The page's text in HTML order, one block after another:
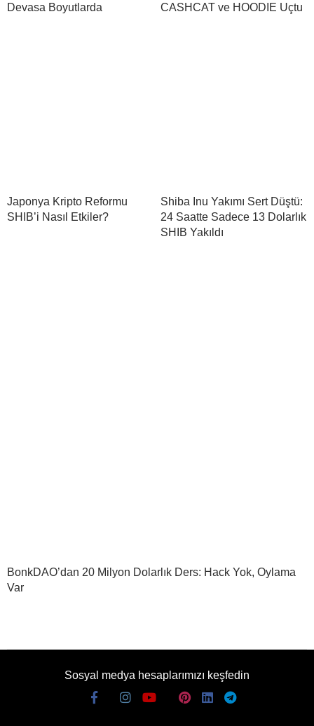
Devasa Boyutlarda CASHCAT ve HOODIE Uçtu
Japonya Kripto Reformu
SHIB’i Nasıl Etkiler?
Shiba Inu Yakımı Sert Düştü:
24 Saatte Sadece 13 Dolarlık
SHIB Yakıldı
BonkDAO’dan 20 Milyon Dolarlık Ders: Hack Yok, Oylama
Var
Sosyal medya hesaplarımızı keşfedin